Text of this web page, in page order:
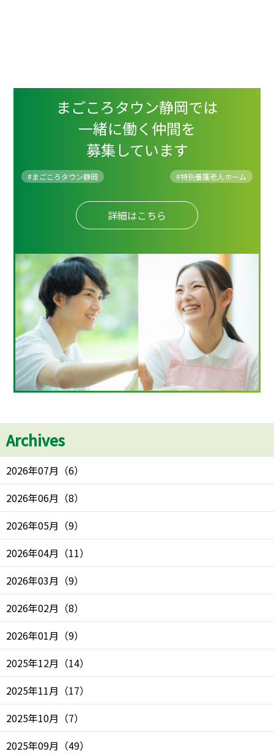
まごころタウン静岡では
一緒に働く仲間を
募集しています
#まごころタウン静岡 #特別養護老人ホーム
詳細はこちら
Archives
2026年07月 （6）
2026年06月 （8）
2026年05月 （9）
2026年04月 （11）
2026年03月 （9）
2026年02月 （8）
2026年01月 （9）
2025年12月 （14）
2025年11月 （17）
2025年10月 （7）
2025年09月 （49）